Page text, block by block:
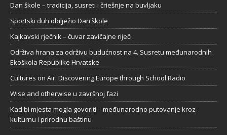
Dan škole – tradicija, susreti i čriešnje na buvljaku
Sportski duh obilježio Dan škole
Kajkavski rječnik – čuvar zavičajne riječi
Održiva hrana za održivu budućnost na 4. Susretu međunarodnih
Ekoškola Republike Hrvatske
Cultures on Air: Discovering Europe through School Radio
Wise and otherwise u završnoj fazi
Kad bi mjesta mogla govoriti – međunarodno putovanje kroz
kulturnu i prirodnu baštinu